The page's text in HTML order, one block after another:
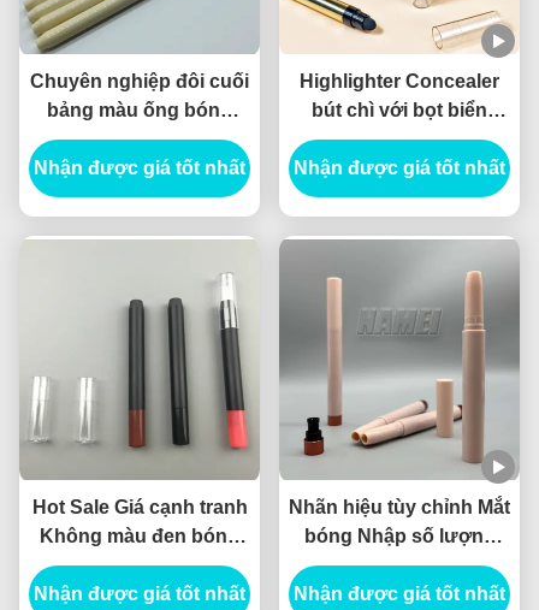
Chuyên nghiệp đôi cuối
bảng màu ống bóng
mắt thanh nhãn riêng
với chất lượng cao
highlighter concealer
Nhận được giá tốt nhất
Highlighter Concealer
bút chì với bọt biển
Oem Concealer
Foundation Stick Tube
With Brush
Nhận được giá tốt nhất
Hot Sale Giá cạnh tranh
Không màu đen bóng
mắt bút chì ống bóng
mắt Stick lip liner thùng
Nhận được giá tốt nhất
Nhãn hiệu tùy chỉnh Mắt
bóng Nhập số lượng
lớn Khối mỹ phẩm Mắt
bóng Bao bì Hairline bút
Nhận được giá tốt nhất